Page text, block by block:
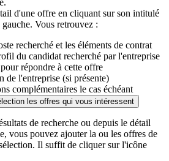
d'une offre en cliquant sur son intitulé
Vous retrouvez :
recherché et les éléments de contrat
du candidat recherché par l'entreprise
répondre à cette offre
de l'entreprise (si présente)
complémentaires le cas échéant
les offres qui vous intéressent
de recherche ou depuis le détail
vous pouvez ajouter la ou les offres de
Il suffit de cliquer sur l'icône